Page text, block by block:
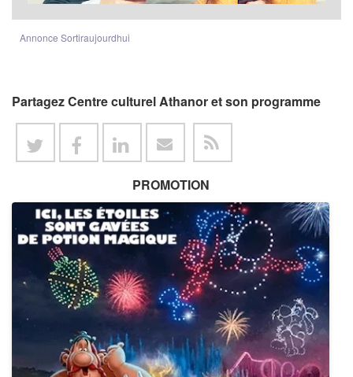
Annonce Sortiraujourdhui
Partagez Centre culturel Athanor et son programme
PROMOTION